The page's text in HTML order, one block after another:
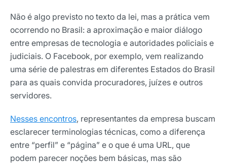
Não é algo previsto no texto da lei, mas a prática vem
ocorrendo no Brasil: a aproximação e maior diálogo
entre empresas de tecnologia e autoridades policiais e
judiciais. O Facebook, por exemplo, vem realizando
uma série de palestras em diferentes Estados do Brasil
para as quais convida procuradores, juízes e outros
servidores.
Nesses encontros, representantes da empresa buscam
esclarecer terminologias técnicas, como a diferença
entre “perfil” e “página” e o que é uma URL, que
podem parecer noções bem básicas, mas são